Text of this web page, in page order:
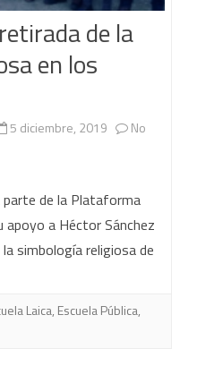
de la
en los
5 diciembre, 2019
No
de la Plataforma
apoyo a Héctor Sánchez
simbología religiosa de
Laica, Escuela Pública,